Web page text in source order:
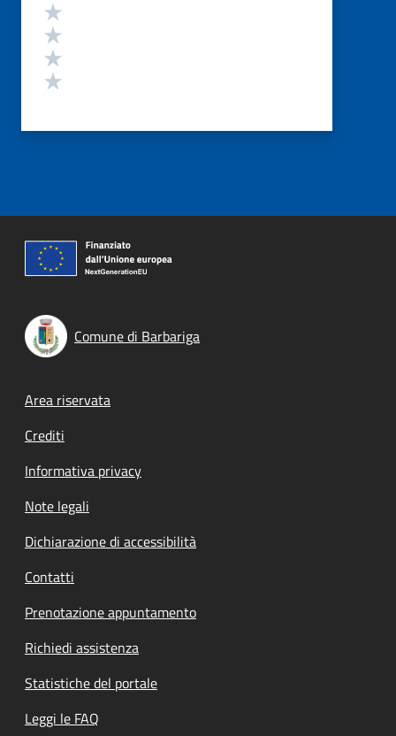
Comune di Barbariga
Footer menu
Area riservata
Crediti
Informativa privacy
Note legali
Dichiarazione di accessibilità
Contatti
Prenotazione appuntamento
Richiedi assistenza
Statistiche del portale
Leggi le FAQ